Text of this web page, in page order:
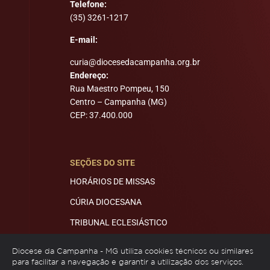
Telefone:
(35) 3261-1217
E-mail:
curia@diocesedacampanha.org.br
Endereço:
Rua Maestro Pompeu, 150
Centro – Campanha (MG)
CEP: 37.400.000
SEÇÕES DO SITE
HORÁRIOS DE MISSAS
CÚRIA DIOCESANA
TRIBUNAL ECLESIÁSTICO
Diocese da Campanha - MG utiliza cookies técnicos ou similares
para facilitar a navegação e garantir a utilização dos serviços.